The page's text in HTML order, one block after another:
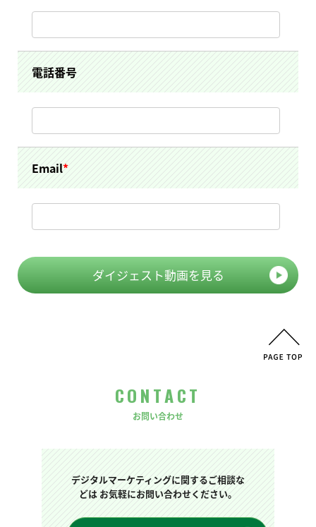
電話番号
Email*
CONTACT
お問い合わせ
デジタルマーケティングに関するご相談な
どは お気軽にお問い合わせください。